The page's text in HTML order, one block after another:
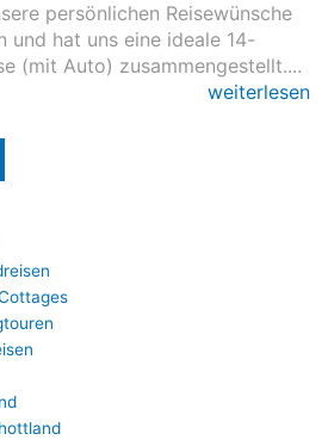
persönlichen Reisewünsche
und hat uns eine ideale 14-
(mit Auto) zusammengestellt....
weiterlesen